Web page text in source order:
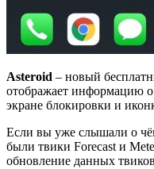
Asteroid – новый
отображает информацию
экране блокировки и
Если вы уже слышали о
были твики Forecast и
обновление данных